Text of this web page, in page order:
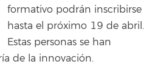
formativo podrán inscribirse
hasta el próximo 19 de abril.
Estas personas se han
de la innovación.